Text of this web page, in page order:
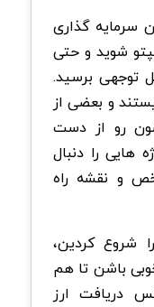
سرمایه گذاری
شوید و حتی
توجهی برسید.
و بعضی از
رو از دست
هایی را دنبال
و نقشه راه
شروع کردین،
باشن تا هم
دریافت ارز